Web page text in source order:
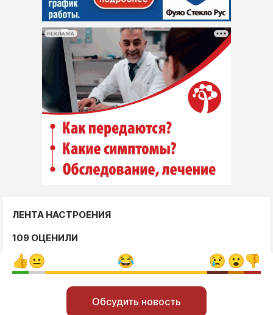
РЕКЛАМА
ЛЕНТА НАСТРОЕНИЯ
109 ОЦЕНИЛИ
Обсудить новость